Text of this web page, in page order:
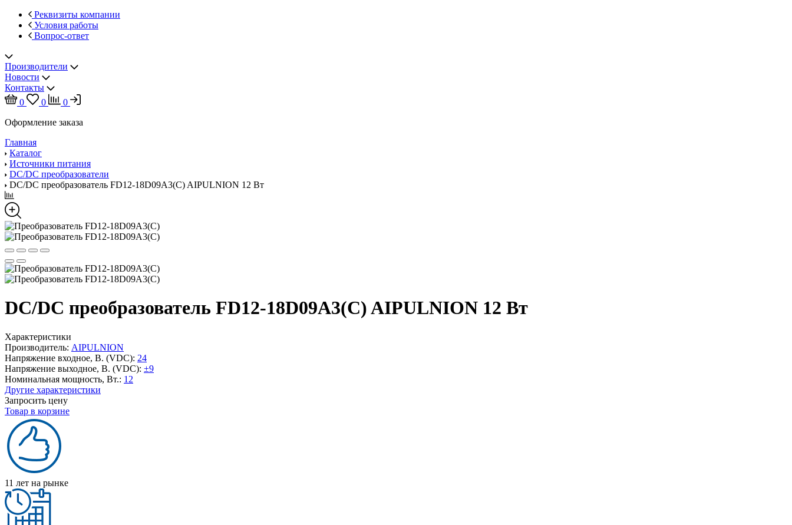
Реквизиты компании
Условия работы
Вопрос-ответ
Производители
Новости
Контакты
0
0
0
Оформление заказа
Главная
Каталог
Источники питания
DC/DC преобразователи
DC/DC преобразователь FD12-18D09A3(C) AIPULNION 12 Вт
DC/DC преобразователь FD12-18D09A3(C) AIPULNION 12 Вт
Характеристики
Производитель: AIPULNION
Напряжение входное, В. (VDC): 24
Напряжение выходное, В. (VDC): ±9
Номинальная мощность, Вт.: 12
Другие характеристики
Запросить цену
Товар в корзине
11 лет на рынке